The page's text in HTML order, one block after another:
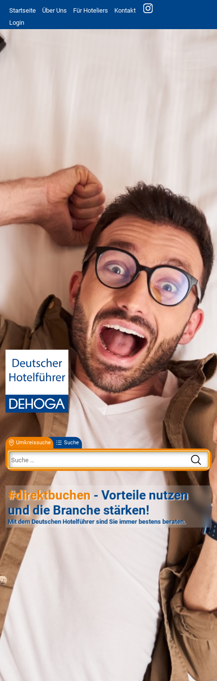
Startseite Über Uns Für Hoteliers
Kontakt
Login
Umkreissuche Suche
#direktbuchen - Vorteile nutzen
und die Branche stärken!
Mit dem Deutschen Hotelführer sind Sie immer bestens beraten.